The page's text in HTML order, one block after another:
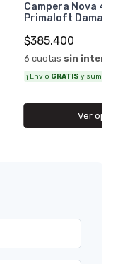
Campera Nova 4
Primaloft Dama
$385.400
6 cuotas sin
¡ Envío GRATIS y sumás
Ver